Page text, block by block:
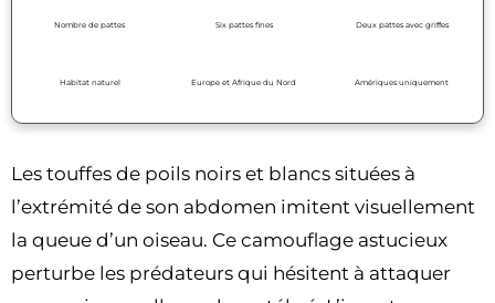
Nombre de pattes Six pattes fines Deux pattes avec griffes
Habitat naturel Europe et Afrique du Nord Amériques uniquement
Les touffes de poils noirs et blancs situées à
l’extrémité de son abdomen imitent visuellement
la queue d’un oiseau. Ce camouflage astucieux
perturbe les prédateurs qui hésitent à attaquer